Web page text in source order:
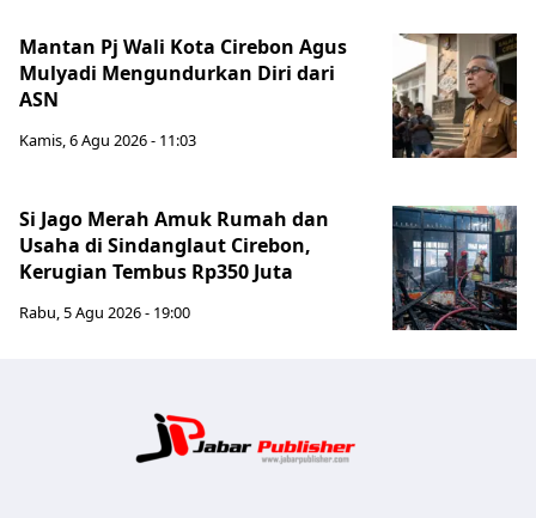
Mantan Pj Wali Kota Cirebon Agus
Mulyadi Mengundurkan Diri dari
ASN
Kamis, 6 Agu 2026 - 11:03
Si Jago Merah Amuk Rumah dan
Usaha di Sindanglaut Cirebon,
Kerugian Tembus Rp350 Juta
Rabu, 5 Agu 2026 - 19:00